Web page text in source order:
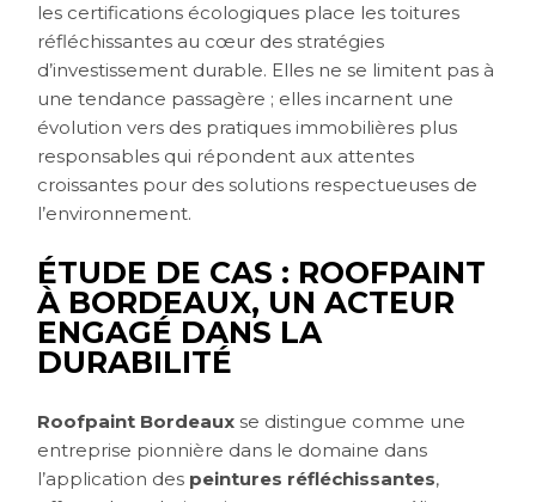
les certifications écologiques place les toitures
réfléchissantes au cœur des stratégies
d’investissement durable. Elles ne se limitent pas à
une tendance passagère ; elles incarnent une
évolution vers des pratiques immobilières plus
responsables qui répondent aux attentes
croissantes pour des solutions respectueuses de
l’environnement.
ÉTUDE DE CAS : ROOFPAINT
À BORDEAUX, UN ACTEUR
ENGAGÉ DANS LA
DURABILITÉ
Roofpaint Bordeaux se distingue comme une
entreprise pionnière dans le domaine dans
l’application des peintures réfléchissantes,